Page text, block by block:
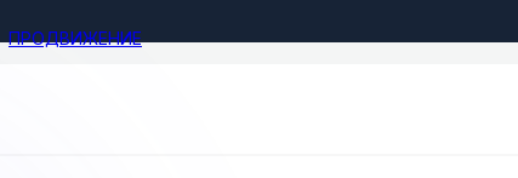
ПРОДВИЖЕНИЕ